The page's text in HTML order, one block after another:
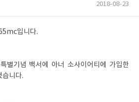
2018-08-23
입니다.
별기념 백서에 아너 소사이어티에 가입한
니다.